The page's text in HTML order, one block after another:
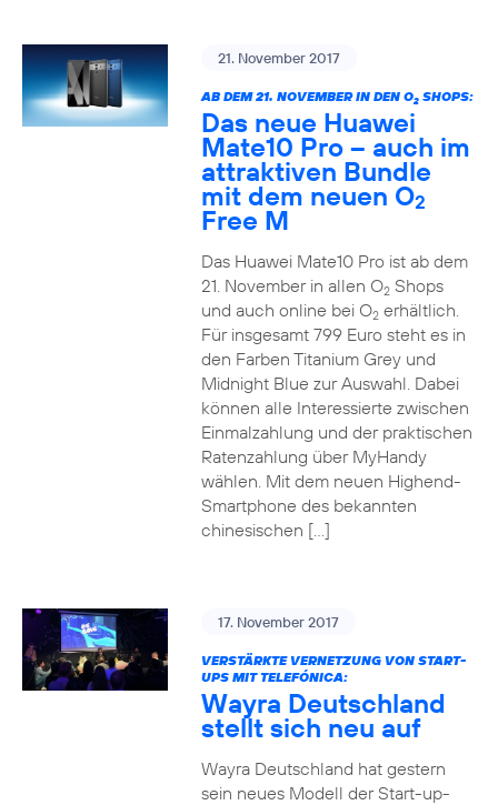
21. November 2017
AB DEM 21. NOVEMBER IN DEN O2SHOPS:
Das neue Huawei
Mate10 Pro – auch im
attraktiven Bundle
mit dem neuen O2
Free M
Das Huawei Mate10 Pro ist ab dem
21. November in allen O2Shops
und auch online bei O2erhältlich.
Für insgesamt 799 Euro steht es in
den Farben Titanium Grey und
Midnight Blue zur Auswahl. Dabei
können alle Interessierte zwischen
Einmalzahlung und der praktischen
Ratenzahlung über MyHandy
wählen. Mit dem neuen Highend-
Smartphone des bekannten
chinesischen […]
17. November 2017
VERSTÄRKTE VERNETZUNG VON START-
UPS MIT TELEFÓNICA:
Wayra Deutschland
stellt sich neu auf
Wayra Deutschland hat gestern
sein neues Modell der Start-up-